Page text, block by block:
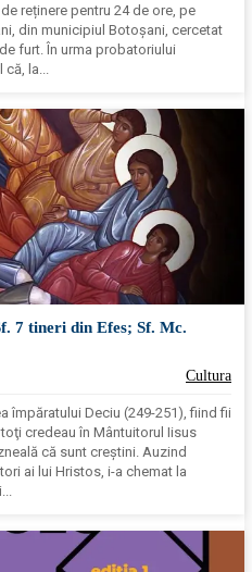
reținere pentru 24 de ore, pe
din municipiul Botoșani, cercetat
furt. În urma probatoriului
la...
7 tineri din Efes; Sf. Mc.
Cultura
împăratului Deciu (249-251), fiind fii
credeau în Mântuitorul Iisus
că sunt creştini. Auzind
ai lui Hristos, i-a chemat la